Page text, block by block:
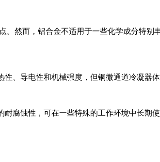
然而，铝合金不适用于一些化学成分特别
导电性和机械强度，但铜微通道冷凝器体
蚀性，可在一些特殊的工作环境中长期使